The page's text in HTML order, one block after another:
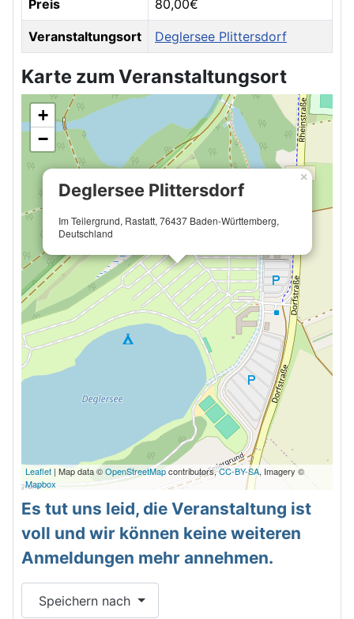
Preis 80,00€
Veranstaltungsort Deglersee Plittersdorf
Karte zum Veranstaltungsort
Deglersee Plittersdorf
Im Teilergrund, Rastatt, 76437 Baden-Württemberg,
Deutschland
×
+
−
Leaflet | Map data ©OpenStreetMapcontributors,CC-BY-SA, Imagery ©
Mapbox
Es tut uns leid, die Veranstaltung ist
voll und wir können keine weiteren
Anmeldungen mehr annehmen.
Speichern nach